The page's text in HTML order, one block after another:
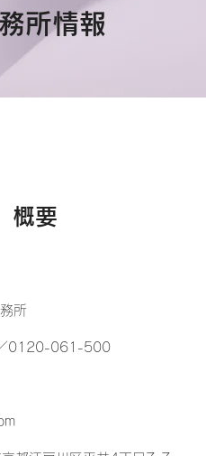
所情報
概要
所
0120-061-500